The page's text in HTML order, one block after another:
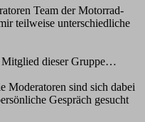
Team der Motorrad-
teilweise unterschiedliche
Mitglied dieser Gruppe…
Moderatoren sind sich dabei
Gespräch gesucht